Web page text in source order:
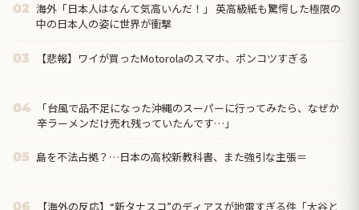
02 海外「日本人はなんて気高いんだ！」 英高級紙も驚愕した極限の
中の日本人の姿に世界が衝撃
03 【悲報】ワイが買ったMotorolaのスマホ、ポンコツすぎる
04
「台風で品不足になった沖縄のスーパーに行ってみたら、なぜか
辛ラーメンだけ売れ残っていたんです…」
05 島を不法占拠？…日本の高校新教科書、また強引な主張＝
06
【海外の反応】“新タナスコ”のディアスが地雷すぎる件「大谷と